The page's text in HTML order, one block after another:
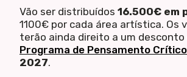
Vão ser distribuídos 16.500€ em
1100€ por cada área artística. Os
terão ainda direito a um desconto
Programa de Pensamento
2027.